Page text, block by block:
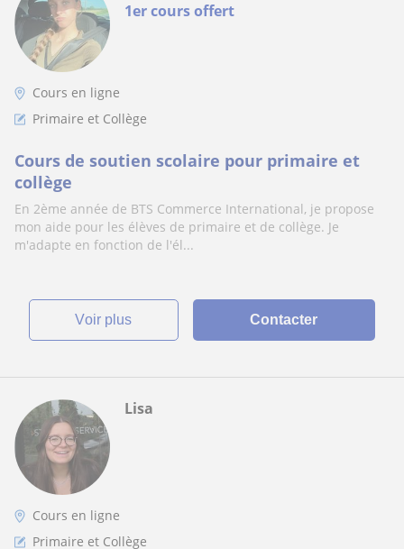
1er cours offert
Cours en ligne
Primaire et Collège
Cours de soutien scolaire pour primaire et
collège
En 2ème année de BTS Commerce International, je propose
mon aide pour les élèves de primaire et de collège. Je
m'adapte en fonction de l'él...
voir plus Contacter
Lisa
Cours en ligne
Primaire et Collège